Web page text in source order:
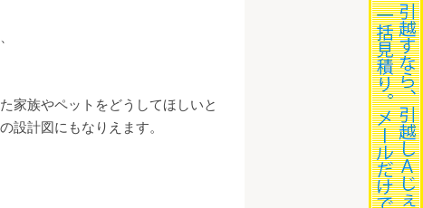
家族やペットをどうしてほしいと
設計図にもなりえます。